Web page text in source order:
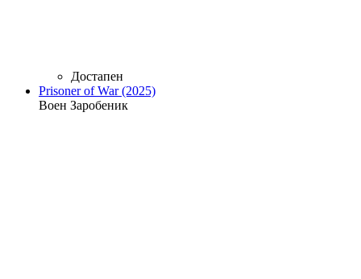
Достапен
Prisoner of War (2025)
Воен Заробеник